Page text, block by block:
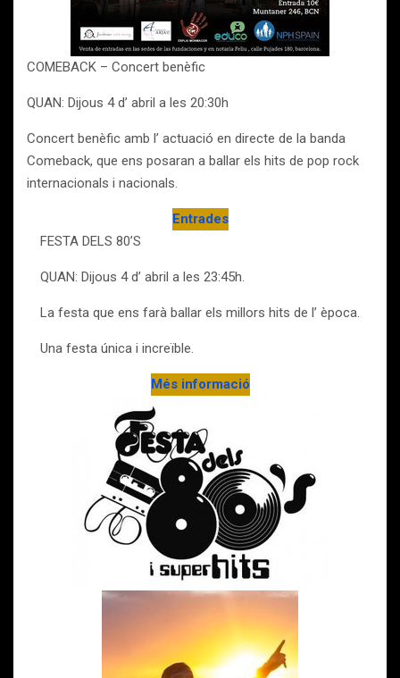
COMEBACK – Concert benèfic
QUAN: Dijous 4 d’ abril a les 20:30h
Concert benèfic amb l’ actuació en directe de la banda
Comeback, que ens posaran a ballar els hits de pop rock
internacionals i nacionals.
Entrades
FESTA DELS 80’S
QUAN: Dijous 4 d’ abril a les 23:45h.
La festa que ens farà ballar els millors hits de l’ època.
Una festa única i increïble.
Més informació